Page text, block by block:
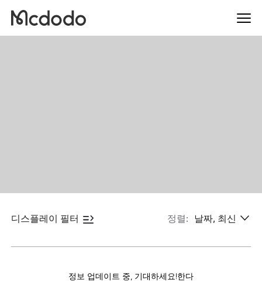
디스플레이 필터 정렬: 날짜, 최신
정보 업데이트 중, 기대하세요!한다